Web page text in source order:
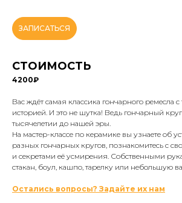
ЗАПИСАТЬСЯ
СТОИМОСТЬ
4200₽
Вас ждёт самая классика гончарного ремесла с
историей. И это не шутка! Ведь гончарный
тысячелетии до нашей эры.
На мастер-классе по керамике вы узнаете об
разных гончарных кругов, познакомитесь с
и секретами её усмирения. Собственными
стакан, боул, кашпо, тарелку или небольшую
Остались вопросы? Задайте их нам